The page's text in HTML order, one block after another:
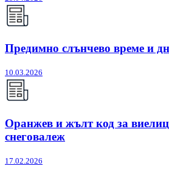
Предимно слънчево време и
10.03.2026
Оранжев и жълт код за
снеговалеж
17.02.2026